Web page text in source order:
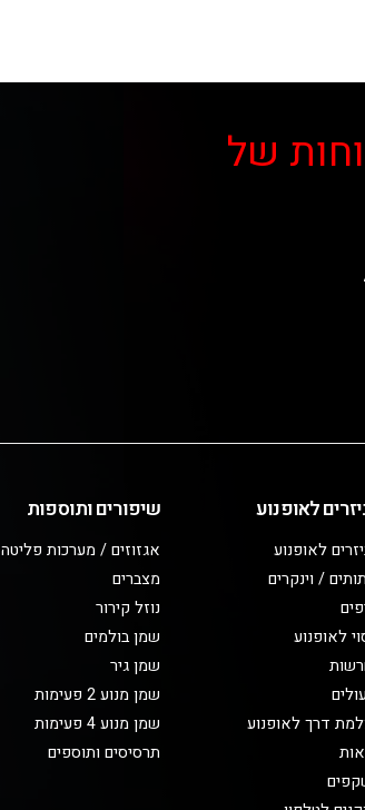
של
לאופנוע
לאופנוע
/ וינקרים
לאופנוע
דרך לאופנוע
שיפורים ותוספות
אגזוזים / מערכות פליטה
מצברים
נוזל קירור
שמן בולמים
שמן גיר
שמן מנוע 2 פעימות
שמן מנוע 4 פעימות
תרסיסים ותוספים